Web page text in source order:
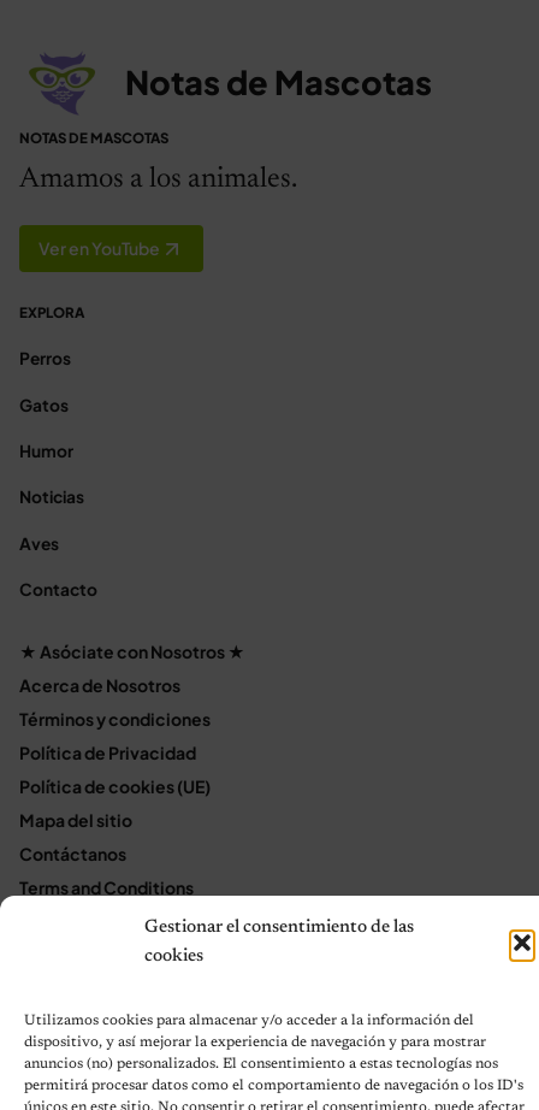
Gestionar el consentimiento de las
cookies
Utilizamos cookies para almacenar y/o acceder a la información del
dispositivo, y así mejorar la experiencia de navegación y para mostrar
anuncios (no) personalizados. El consentimiento a estas tecnologías nos
permitirá procesar datos como el comportamiento de navegación o los ID's
Notas de Mascotas
NOTAS DE MASCOTAS
Amamos a los animales.
Ver en YouTube
EXPLORA
Perros
Gatos
Humor
Noticias
Aves
Contacto
★ Asóciate con Nosotros ★
Acerca de Nosotros
Términos y condiciones
Política de Privacidad
Política de cookies (UE)
Mapa del sitio
Contáctanos
Terms and Conditions